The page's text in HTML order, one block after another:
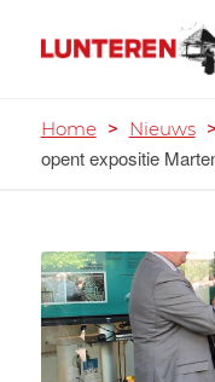
Home > Nieuws >
opent expositie